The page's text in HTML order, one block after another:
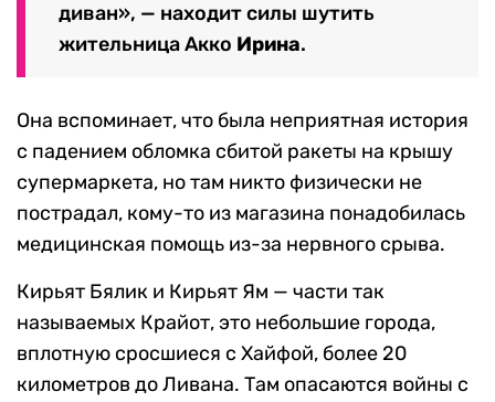
диван», — находит силы шутить
жительница Акко Ирина.
Она вспоминает, что была неприятная история
с падением обломка сбитой ракеты на крышу
супермаркета, но там никто физически не
пострадал, кому-то из магазина понадобилась
медицинская помощь из-за нервного срыва.
Кирьят Бялик и Кирьят Ям — части так
называемых Крайот, это небольшие города,
вплотную сросшиеся с Хайфой, более 20
километров до Ливана. Там опасаются войны с